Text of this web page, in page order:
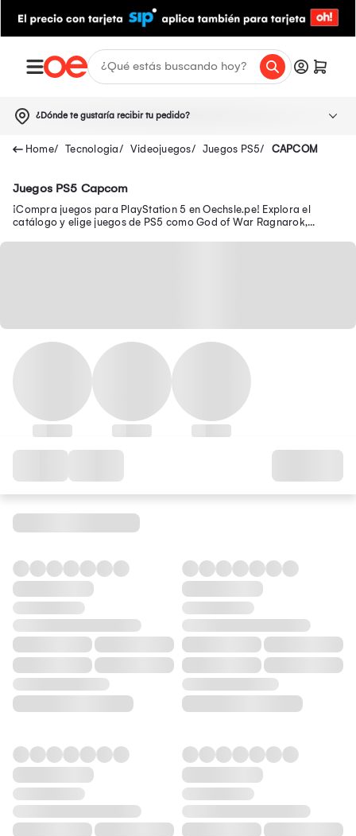
¿Dónde te gustaría recibir tu pedido?
Tecnologia Videojuegos Juegos PS5 CAPCOM
Juegos PS5 Capcom
¡Compra juegos para PlayStation 5 en Oechsle.pe! Explora el
catálogo y elige juegos de PS5 como God of War Ragnarok,